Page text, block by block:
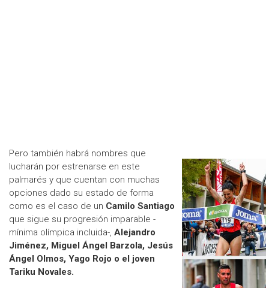
Pero también habrá nombres que
lucharán por estrenarse en este
palmarés y que cuentan con muchas
opciones dado su estado de forma
como es el caso de un Camilo Santiago
que sigue su progresión imparable -
mínima olímpica incluida-, Alejandro
Jiménez, Miguel Ángel Barzola, Jesús
Ángel Olmos, Yago Rojo o el joven
Tariku Novales.